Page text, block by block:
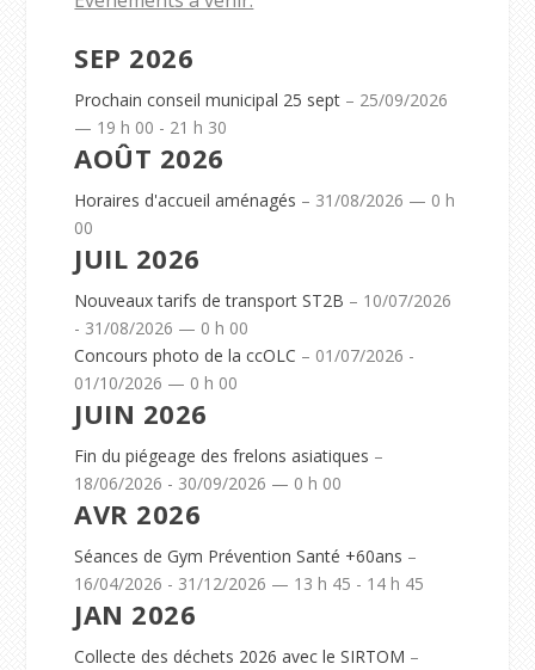
SEP 2026
Prochain conseil municipal 25 sept – 25/09/2026
— 19 h 00 - 21 h 30
AOÛT 2026
Horaires d'accueil aménagés – 31/08/2026 — 0 h
00
JUIL 2026
Nouveaux tarifs de transport ST2B – 10/07/2026
- 31/08/2026 — 0 h 00
Concours photo de la ccOLC – 01/07/2026 -
01/10/2026 — 0 h 00
JUIN 2026
Fin du piégeage des frelons asiatiques –
18/06/2026 - 30/09/2026 — 0 h 00
AVR 2026
Séances de Gym Prévention Santé +60ans –
16/04/2026 - 31/12/2026 — 13 h 45 - 14 h 45
JAN 2026
Collecte des déchets 2026 avec le SIRTOM –